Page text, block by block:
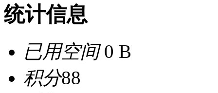
统计信息
已用空间0 B
积分88